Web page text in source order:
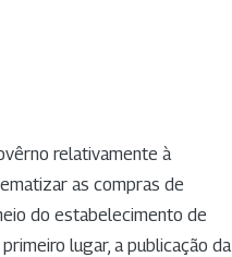
relativamente à
as compras de
do estabelecimento de
lugar, a publicação da